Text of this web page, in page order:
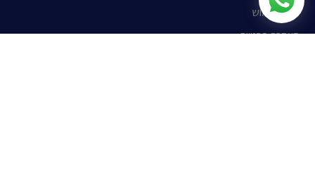
תנאי שימוש
הצהרת פרטיות